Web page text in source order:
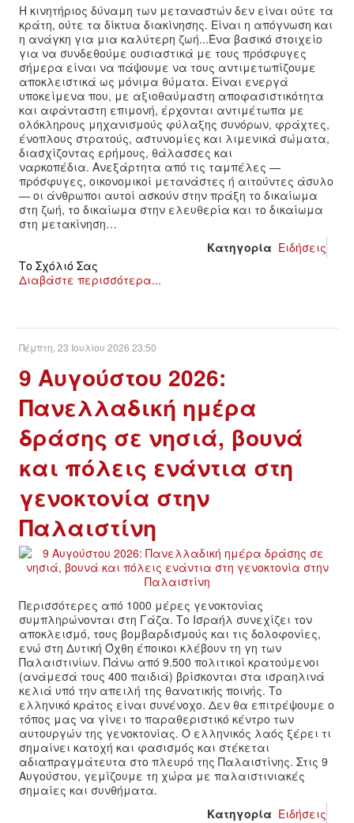
ΑΝΑΚΟΙΝΏΣΕΙΣ
ΑΝΑΛΎΣΕΙΣ
ΚΙΝΉΜΑΤΑ
ΚΙΝΗΤΟΠΟΙΉΣΕΙΣ
ΕΙΔΉΣΕΙΣ
ΑΝΑΚΟΙΝΏΣΕΙΣ
ΑΝΤΙΦΑΣΙΣΤΙΚΌ
ΑΝΤΙΡΑΤΣΙΣΤΙΚΌ
ΓΥΝΑΙΚΕΊΟ
LGBTQIA+
ΠΕΡΙΒΆΛΛΟΝ
ΚΙΝΉΜΑΤΑ ΠΌΛΗΣ
ΙΣΤΟΡΊΑ / ΘΕΩΡΊΑ
ΙΣΤΟΡΊΑ
ΘΕΩΡΊΑ
ΠΟΛΙΤΙΣΜΌΣ
ΛΟΓΟΤΕΧΝΊΑ / ΤΈΧΝΗ
ΜΟΥΣΙΚΉ
ΚΙΝΗΜΑΤΟΓΡΆΦΟΣ
Η κινητήριος δύναμη των μεταναστών δεν είναι ούτε τα
κράτη, ούτε τα δίκτυα διακίνησης. Είναι η απόγνωση και
η ανάγκη για μια καλύτερη ζωή...Ένα βασικό στοιχείο
για να συνδεθούμε ουσιαστικά με τους πρόσφυγες
σήμερα είναι να πάψουμε να τους αντιμετωπίζουμε
αποκλειστικά ως μόνιμα θύματα. Είναι ενεργά
υποκείμενα που, με αξιοθαύμαστη αποφασιστικότητα
και αφάνταστη επιμονή, έρχονται αντιμέτωπα με
ολόκληρους μηχανισμούς φύλαξης συνόρων, φράχτες,
ένοπλους στρατούς, αστυνομίες και λιμενικά σώματα,
διασχίζοντας ερήμους, θάλασσες και
ναρκοπέδια. Ανεξάρτητα από τις ταμπέλες —
πρόσφυγες, οικονομικοί μετανάστες ή αιτούντες άσυλο
— οι άνθρωποι αυτοί ασκούν στην πράξη το δικαίωμα
στη ζωή, το δικαίωμα στην ελευθερία και το δικαίωμα
στη μετακίνηση…
Κατηγορία Ειδήσεις
Το Σχόλιό Σας
Διαβάστε περισσότερα...
Πέμπτη, 23 Ιουλίου 2026 23:50
9 Αυγούστου 2026:
Πανελλαδική ημέρα
δράσης σε νησιά, βουνά
και πόλεις ενάντια στη
γενοκτονία στην
Παλαιστίνη
Περισσότερες από 1000 μέρες γενοκτονίας
συμπληρώνονται στη Γάζα. Το Ισραήλ συνεχίζει τον
αποκλεισμό, τους βομβαρδισμούς και τις δολοφονίες,
ενώ στη Δυτική Όχθη έποικοι κλέβουν τη γη των
Παλαιστινίων. Πάνω από 9.500 πολιτικοί κρατούμενοι
(ανάμεσά τους 400 παιδιά) βρίσκονται στα ισραηλινά
κελιά υπό την απειλή της θανατικής ποινής. Το
ελληνικό κράτος είναι συνένοχο. Δεν θα επιτρέψουμε ο
τόπος μας να γίνει το παραθεριστικό κέντρο των
αυτουργών της γενοκτονίας. Ο ελληνικός λαός ξέρει τι
σημαίνει κατοχή και φασισμός και στέκεται
αδιαπραγμάτευτα στο πλευρό της Παλαιστίνης. Στις 9
Αυγούστου, γεμίζουμε τη χώρα με παλαιστινιακές
σημαίες και συνθήματα.
Κατηγορία Ειδήσεις